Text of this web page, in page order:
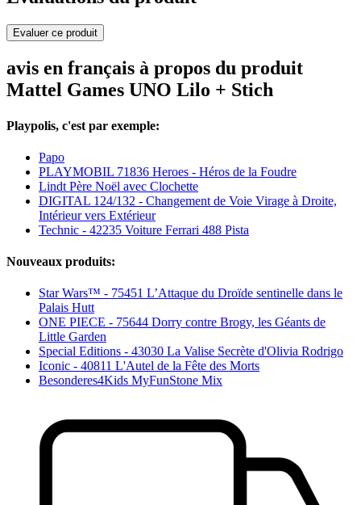
Evaluer ce produit
avis en français à propos du produit
Mattel Games UNO Lilo + Stich
Playpolis, c'est par exemple:
Papo
PLAYMOBIL 71836 Heroes - Héros de la Foudre
Lindt Père Noël avec Clochette
DIGITAL 124/132 - Changement de Voie Virage à Droite,
Intérieur vers Extérieur
Technic - 42235 Voiture Ferrari 488 Pista
Nouveaux produits:
Star Wars™ - 75451 L’Attaque du Droïde sentinelle dans le
Palais Hutt
ONE PIECE - 75644 Dorry contre Brogy, les Géants de
Little Garden
Special Editions - 43030 La Valise Secrète d'Olivia Rodrigo
Iconic - 40811 L'Autel de la Fête des Morts
Besonderes4Kids MyFunStone Mix